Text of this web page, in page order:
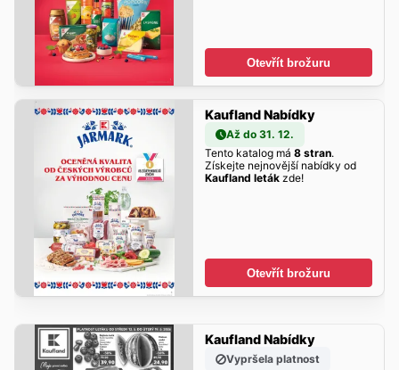
Otevřít brožuru
Kaufland Nabídky
Až do 31. 12.
Tento katalog má 8 stran.
Získejte nejnovější nabídky od
Kaufland letákzde!
Otevřít brožuru
Kaufland Nabídky
Vypršela platnost